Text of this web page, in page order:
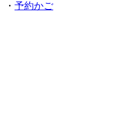
・ 予約かご